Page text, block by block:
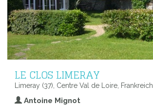
LE CLOS LIMERAY
Limeray (37), Centre Val de Loire, Frankreich
Antoine Mignot